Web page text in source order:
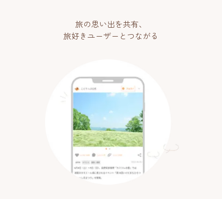
旅の思い出を共有、
旅好きユーザーとつながる